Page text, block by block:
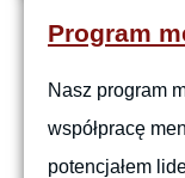
Program
Nasz program
współpracę
potencjałem